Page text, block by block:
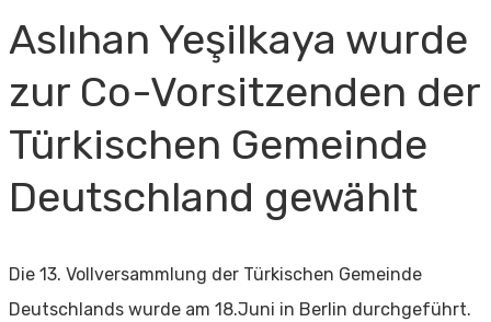
Aslıhan Yeşilkaya wurde
zur Co-Vorsitzenden der
Türkischen Gemeinde
Deutschland gewählt
Die 13. Vollversammlung der Türkischen Gemeinde
Deutschlands wurde am 18.Juni in Berlin durchgeführt.